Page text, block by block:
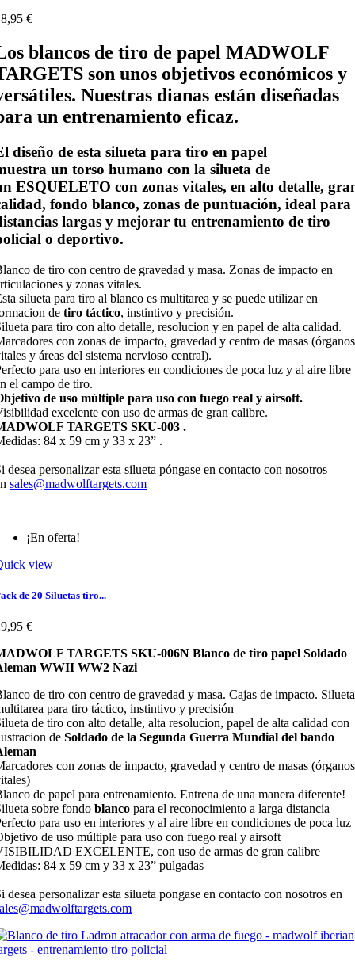
€
blancos de tiro de papel MADWOLF
son unos objetivos económicos y
Nuestras dianas están diseñadas
un entrenamiento eficaz.
diseño de esta silueta para tiro en papel
un torso humano con la silueta de
ESQUELETO con zonas vitales, en alto detalle,
fondo blanco, zonas de puntuación, ideal para
largas y mejorar tu entrenamiento de tiro
o deportivo.
de tiro con centro de gravedad y masa. Zonas de impacto en
y zonas vitales.
silueta para tiro al blanco es multitarea y se puede utilizar en
de tiro táctico, instintivo y precisión.
para tiro con alto detalle, resolucion y en papel de alta calidad.
con zonas de impacto, gravedad y centro de masas (órganos
y áreas del sistema nervioso central).
para uso en interiores en condiciones de poca luz y al aire libre
el campo de tiro.
de uso múltiple para uso con fuego real y airsoft.
excelente con uso de armas de gran calibre.
TARGETS SKU-003 .
84 x 59 cm y 33 x 23” .
desea personalizar esta silueta póngase en contacto con nosotros
sales@madwolftargets.com
¡En oferta!
view
de 20 Siluetas tiro...
€
TARGETS SKU-006N Blanco de tiro papel Soldado
WWII WW2 Nazi
de tiro con centro de gravedad y masa. Cajas de impacto. Silueta
para tiro táctico, instintivo y precisión
de tiro con alto detalle, alta resolucion, papel de alta calidad con
de Soldado de la Segunda Guerra Mundial del bando
con zonas de impacto, gravedad y centro de masas (órganos
de papel para entrenamiento. Entrena de una manera diferente!
sobre fondo blanco para el reconocimiento a larga distancia
para uso en interiores y al aire libre en condiciones de poca luz
de uso múltiple para uso con fuego real y airsoft
EXCELENTE, con uso de armas de gran calibre
84 x 59 cm y 33 x 23” pulgadas
desea personalizar esta silueta pongase en contacto con nosotros en